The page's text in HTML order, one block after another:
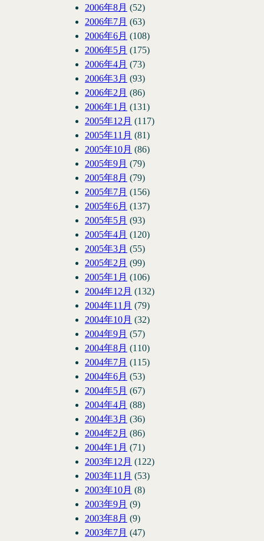
2006年8月 (52)
2006年7月 (63)
2006年6月 (108)
2006年5月 (175)
2006年4月 (73)
2006年3月 (93)
2006年2月 (86)
2006年1月 (131)
2005年12月 (117)
2005年11月 (81)
2005年10月 (86)
2005年9月 (79)
2005年8月 (79)
2005年7月 (156)
2005年6月 (137)
2005年5月 (93)
2005年4月 (120)
2005年3月 (55)
2005年2月 (99)
2005年1月 (106)
2004年12月 (132)
2004年11月 (79)
2004年10月 (32)
2004年9月 (57)
2004年8月 (110)
2004年7月 (115)
2004年6月 (53)
2004年5月 (67)
2004年4月 (88)
2004年3月 (36)
2004年2月 (86)
2004年1月 (71)
2003年12月 (122)
2003年11月 (53)
2003年10月 (8)
2003年9月 (9)
2003年8月 (9)
2003年7月 (47)